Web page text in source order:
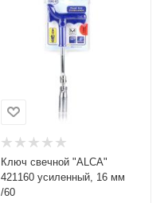
Ключ свечной "ALCA"
421160 усиленный, 16 мм
/60